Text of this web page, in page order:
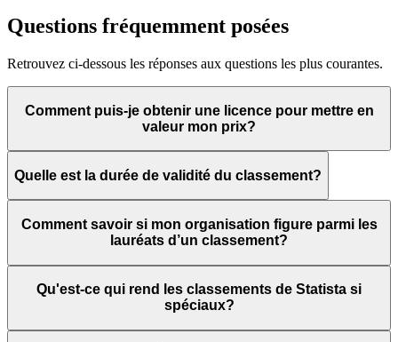
Questions fréquemment posées
Retrouvez ci-dessous les réponses aux questions les plus courantes.
Comment puis-je obtenir une licence pour mettre en
valeur mon prix?
Quelle est la durée de validité du classement?
Comment savoir si mon organisation figure parmi les
lauréats d’un classement?
Qu'est-ce qui rend les classements de Statista si
spéciaux?